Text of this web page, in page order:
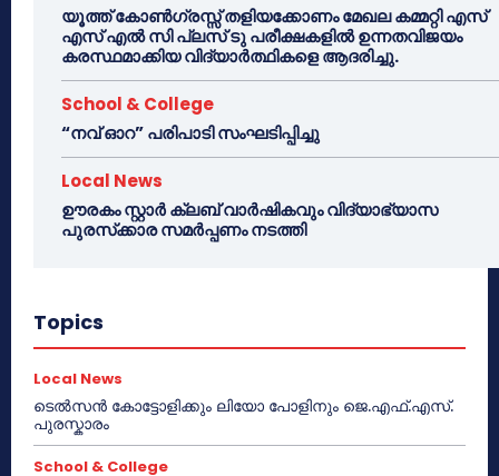
യൂത്ത് കോൺഗ്രസ്സ് തളിയക്കോണം മേഖല കമ്മറ്റി എസ്
എസ് എൽ സി പ്ലസ് ടു പരീക്ഷകളിൽ ഉന്നതവിജയം
കരസ്ഥമാക്കിയ വിദ്യാർത്ഥികളെ ആദരിച്ചു.
School & College
“നവ് ഓറ” പരിപാടി സംഘടിപ്പിച്ചു
Local News
ഊരകം സ്റ്റാർ ക്ലബ് വാർഷികവും വിദ്യാഭ്യാസ
പുരസ്‌ക്കാര സമർപ്പണം നടത്തി
Topics
Local News
ടെൽസൻ കോട്ടോളിക്കും ലിയോ പോളിനും ജെ.എഫ്.എസ്.
പുരസ്കാരം
School & College